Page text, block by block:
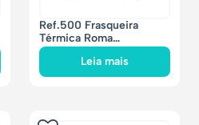
Ref.500 Frasqueira
Térmica Roma
27x24x19cm – 12 litros
Leia mais